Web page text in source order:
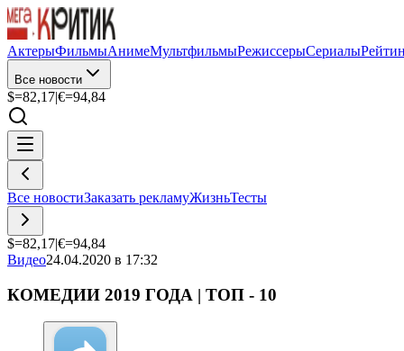
АктерыФильмыАнимеМультфильмыРежиссерыСериалы
Все новости
$=82,17|€=94,84
Все новостиЗаказать рекламуЖизньТесты
$=82,17|€=94,84
Видео24.04.2020 в 17:32
КОМЕДИИ 2019 ГОДА | ТОП - 10